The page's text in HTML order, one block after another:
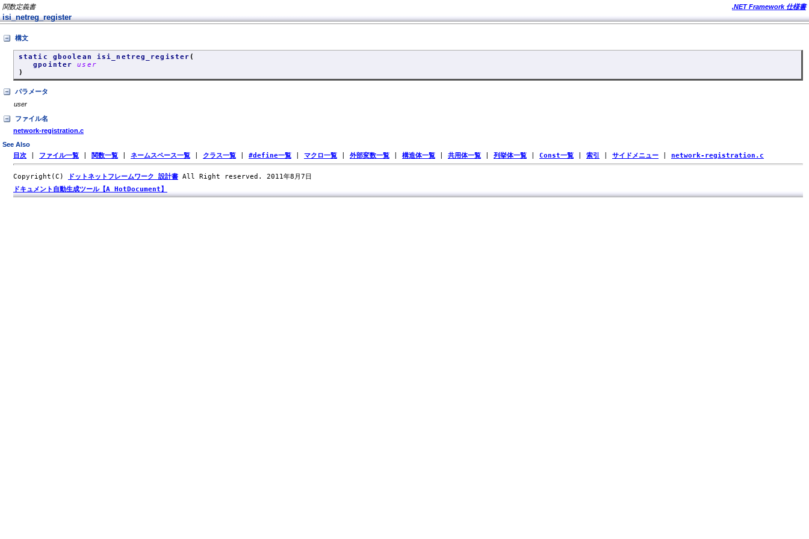
関数定義書 .NET Framework 仕様書
isi_netreg_register
構文
static gboolean isi_netreg_register (
gpointeruser
)
パラメータ
user
ファイル名
network-registration.c
See Also
目次 ファイル一覧 関数一覧 ネームスペース一覧 クラス一覧 #define一覧 マクロ一覧 外部変数一覧 構造体一覧 共用体一覧 列挙体一覧 Const一覧 索引 サイドメニュー network-registration.c
Copyright(C) ドットネットフレームワーク 設計書 All Right reserved. 2011年8月7日
ドキュメント自動生成ツール【A HotDocument】